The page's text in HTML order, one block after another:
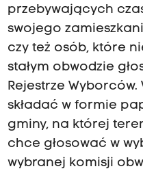
przebywających
swojego
czy też osób, które
stałym obwodzie
Rejestrze
składać w formie
gminy, na której
chce głosować w
wybranej komisji